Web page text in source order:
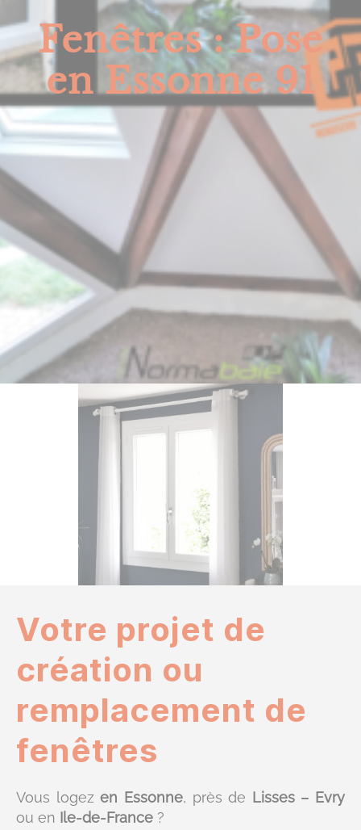
Fenêtres : Pose
en Essonne 91
Votre projet de
création ou
remplacement de
fenêtres
Vous logezen Essonne, près de Lisses – Evry
ou en Ile-de-France ?